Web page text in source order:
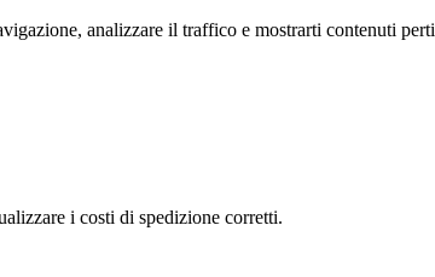
analizzare il traffico e mostrarti contenuti
i costi di spedizione corretti.